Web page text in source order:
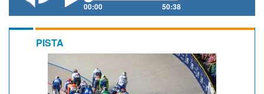
00:00 50:38
PISTA